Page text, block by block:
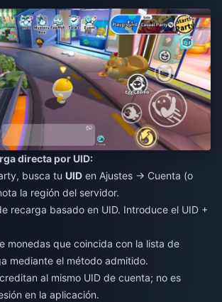
directa por UID:
busca tu UID en Ajustes → Cuenta (o
la región del servidor.
recarga basado en UID. Introduce el UID +
monedas que coincida con la lista de
mediante el método admitido.
al mismo UID de cuenta; no es
en la aplicación.